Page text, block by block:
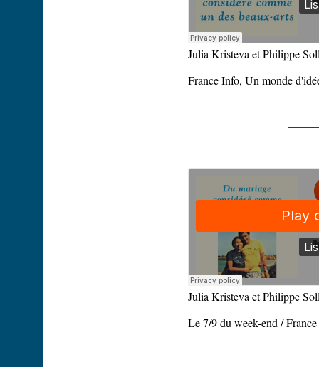
Julia Kristeva et Philippe
France Info, Un monde
Julia Kristeva et Philippe
Le 7/9 du week-end /